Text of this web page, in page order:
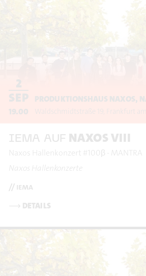
2
SEP
19.00
PRODUKTIONSHAUS NAXOS,
Waldschmidtstraße 19 Frankfurt
IEMA AUF NAXOS VIII
Naxos Hallenkonzert #100β - MANTRA
Naxos Hallenkonzerte
// iema
⟶ DETAILS